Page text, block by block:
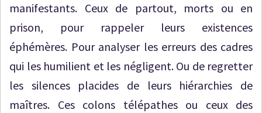
manifestants. Ceux de partout, morts ou en
prison, pour rappeler leurs existences
éphémères. Pour analyser les erreurs des cadres
qui les humilient et les négligent. Ou de regretter
les silences placides de leurs hiérarchies de
maîtres. Ces colons télépathes ou ceux des